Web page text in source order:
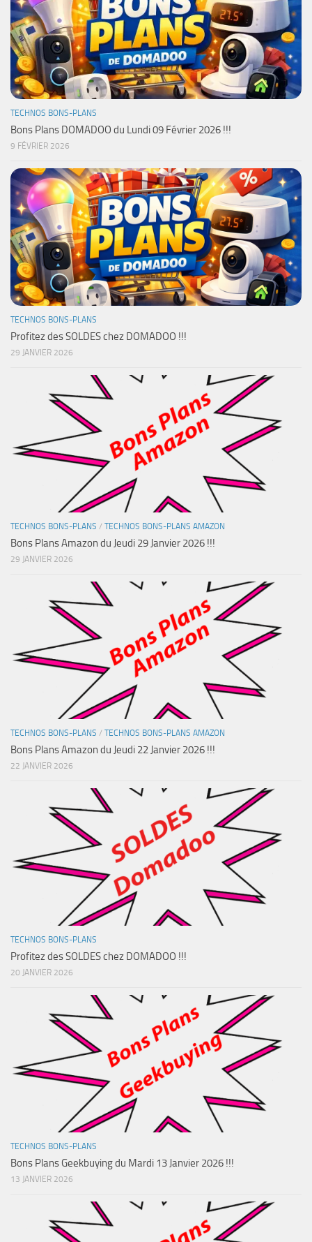
TECHNOS BONS-PLANS
Bons Plans DOMADOO du Lundi 09 Février 2026 !!!
9 FÉVRIER 2026
TECHNOS BONS-PLANS
Profitez des SOLDES chez DOMADOO !!!
29 JANVIER 2026
TECHNOS BONS-PLANS / TECHNOS BONS-PLANS AMAZON
Bons Plans Amazon du Jeudi 29 Janvier 2026 !!!
29 JANVIER 2026
TECHNOS BONS-PLANS / TECHNOS BONS-PLANS AMAZON
Bons Plans Amazon du Jeudi 22 Janvier 2026 !!!
22 JANVIER 2026
TECHNOS BONS-PLANS
Profitez des SOLDES chez DOMADOO !!!
20 JANVIER 2026
TECHNOS BONS-PLANS
Bons Plans Geekbuying du Mardi 13 Janvier 2026 !!!
13 JANVIER 2026